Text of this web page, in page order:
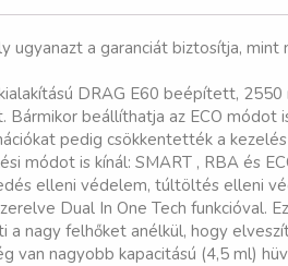
a garanciát biztosítja,
DRAG E60 beépített,
beállíthatja az ECO módot
pedig csökkentették a
módot is kínál: SMART , RBA és
elleni védelem, túltöltés elleni
Dual In One Tech funkcióval.
nagy felhőket anélkül, hogy
van nagyobb kapacitású (4,5 ml)